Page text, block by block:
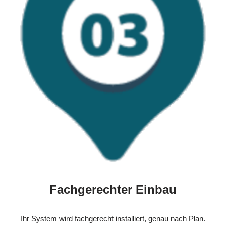
Fachgerechter Einbau
Ihr System wird fachgerecht installiert, genau nach Plan.